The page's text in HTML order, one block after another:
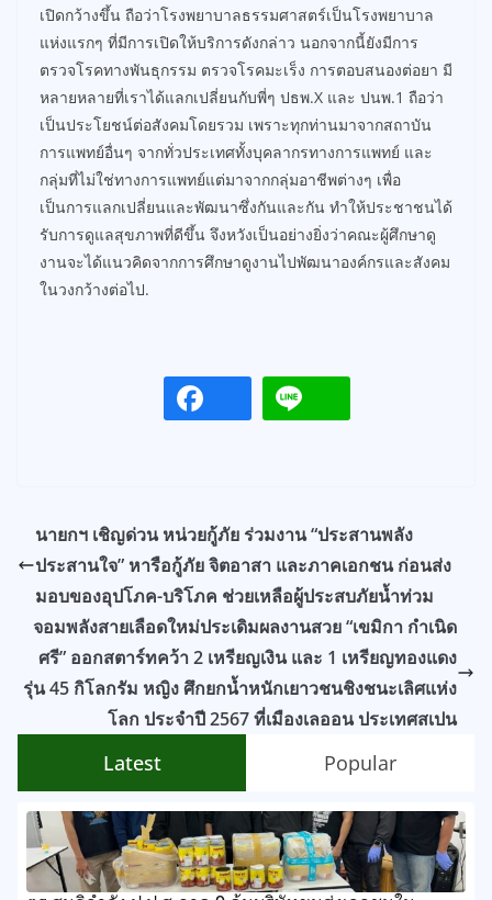
เปิดกว้างขึ้น ถือว่าโรงพยาบาลธรรมศาสตร์เป็นโรงพยาบาล
แห่งแรกๆ ที่มีการเปิดให้บริการดังกล่าว นอกจากนี้ยังมีการ
ตรวจโรคทางพันธุกรรม ตรวจโรคมะเร็ง การตอบสนองต่อยา มี
หลายหลายที่เราได้แลกเปลี่ยนกับพี่ๆ ปธพ.X และ ปนพ.1 ถือว่า
เป็นประโยชน์ต่อสังคมโดยรวม เพราะทุกท่านมาจากสถาบัน
การแพทย์อื่นๆ จากทั่วประเทศทั้งบุคลากรทางการแพทย์ และ
กลุ่มที่ไม่ใช่ทางการแพทย์แต่มาจากกลุ่มอาชีพต่างๆ เพื่อ
เป็นการแลกเปลี่ยนและพัฒนาซึ่งกันและกัน ทำให้ประชาชนได้
รับการดูแลสุขภาพที่ดีขึ้น จึงหวังเป็นอย่างยิ่งว่าคณะผู้ศึกษาดู
งานจะได้แนวคิดจากการศึกษาดูงานไปพัฒนาองค์กรและสังคม
ในวงกว้างต่อไป.
นายกฯ เชิญด่วน หน่วยกู้ภัย ร่วมงาน “ประสานพลัง
ประสานใจ” หารือกู้ภัย จิตอาสา และภาคเอกชน ก่อนส่ง
มอบของอุปโภค-บริโภค ช่วยเหลือผู้ประสบภัยน้ำท่วม
จอมพลังสายเลือดใหม่ประเดิมผลงานสวย “เขมิกา กำเนิด
ศรี” ออกสตาร์ทคว้า 2 เหรียญเงิน และ 1 เหรียญทองแดง
รุ่น 45 กิโลกรัม หญิง ศึกยกน้ำหนักเยาวชนชิงชนะเลิศแห่ง
โลก ประจำปี 2567 ที่เมืองเลออน ประเทศสเปน
Latest Popular